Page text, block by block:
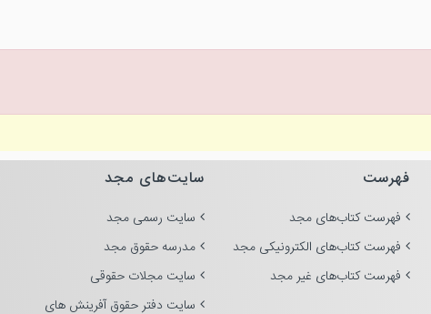
فهرست
فهرست کتاب‌های مجد
فهرست کتاب‌های الکترونیکی مجد
فهرست کتاب‌های غیر مجد
سایت‌های مجد
سایت رسمی مجد
مدرسه حقوق مجد
سایت مجلات حقوقی
سایت دفتر حقوق آفرینش های